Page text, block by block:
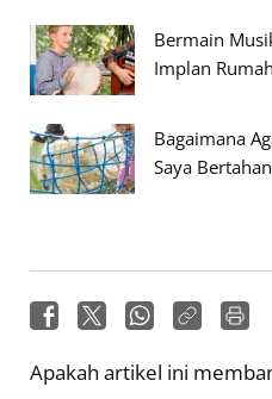
Bermain
Implan
Bagaimana
Saya
Apakah artikel ini